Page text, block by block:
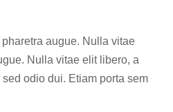
augue. Nulla vitae
Nulla vitae elit libero, a
odio dui. Etiam porta sem